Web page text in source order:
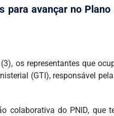
para avançar no
os representantes que
(GTI), responsável
colaborativa do PNID, que